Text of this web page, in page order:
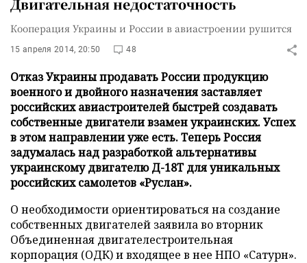
Двигательная недостаточность
Кооперация Украины и России в авиастроении рушится
15 апреля 2014, 20:50 48
Отказ Украины продавать России продукцию
военного и двойного назначения заставляет
российских авиастроителей быстрей создавать
собственные двигатели взамен украинских. Успех
в этом направлении уже есть. Теперь Россия
задумалась над разработкой альтернативы
украинскому двигателю Д-18T для уникальных
российских самолетов «Руслан».
О необходимости ориентироваться на создание
собственных двигателей заявила во вторник
Объединенная двигателестроительная
корпорация (ОДК) и входящее в нее НПО «Сатурн».